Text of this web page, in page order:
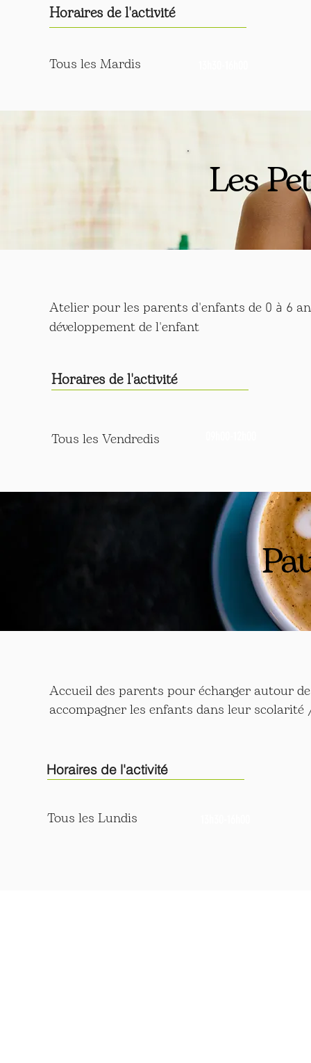
Horaires de l'activité
Tous les Mardis
Les
Atelier pour les parents d'enfants de 0 à 6
développement de l'enfant
Horaires de l'activité
Tous les Vendredis
Accueil des parents pour échanger autour
accompagner les enfants dans leur
Horaires de l'activité
Tous les Lundis